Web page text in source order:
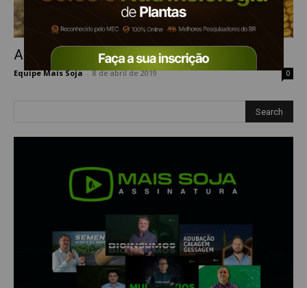
Análise semanal do mercado do Milho
Equipe Mais Soja - 8 de abril de 2019 0